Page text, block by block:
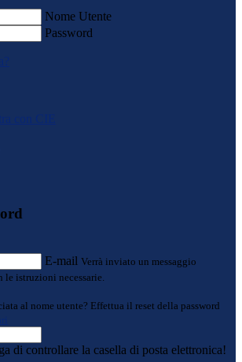
Nome Utente
Password
con CIE
E-mail Verrà inviato un messaggio
istruzioni necessarie.
al nome utente? Effettua il reset della password
di controllare la casella di posta elettronica!